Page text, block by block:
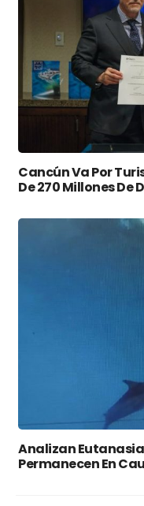
Cancún Va Por
De 270 Millones De
Analizan Eutanasia
Permanecen En